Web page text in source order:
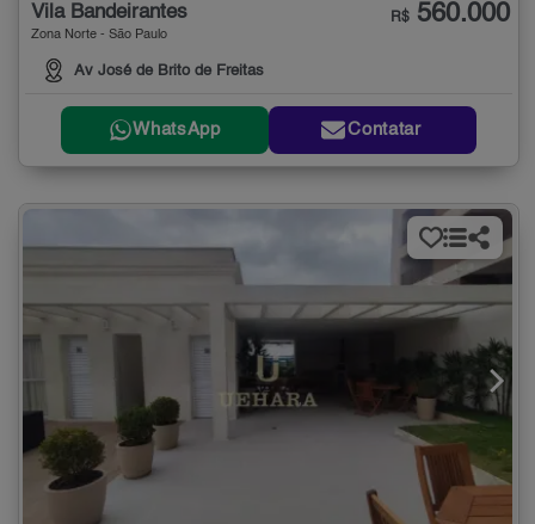
Vila Bandeirantes
Zona Norte - São Paulo
Av José de Brito de Freitas
R$ 560.000
WhatsApp Contatar